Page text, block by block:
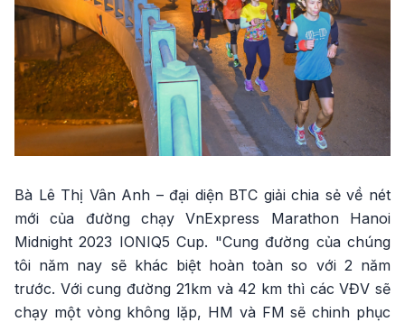
Bà Lê Thị Vân Anh – đại diện BTC giải chia sẻ về nét
mới của đường chạy VnExpress Marathon Hanoi
Midnight 2023 IONIQ5 Cup. "Cung đường của chúng
tôi năm nay sẽ khác biệt hoàn toàn so với 2 năm
trước. Với cung đường 21km và 42 km thì các VĐV sẽ
chạy một vòng không lặp, HM và FM sẽ chinh phục